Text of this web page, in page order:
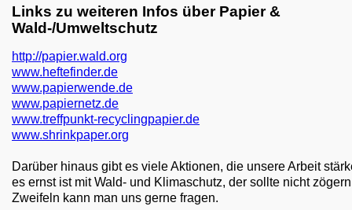
Links zu weiteren Infos über Papier &
Wald-/Umweltschutz
http://papier.wald.org
www.heftefinder.de
www.papierwende.de
www.papiernetz.de
www.treffpunkt-recyclingpapier.de
www.shrinkpaper.org
Darüber hinaus gibt es viele Aktionen, die unsere Arbeit
es ernst ist mit Wald- und Klimaschutz, der sollte nicht
Zweifeln kann man uns gerne fragen.